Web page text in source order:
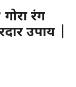
रंग
उपाय |